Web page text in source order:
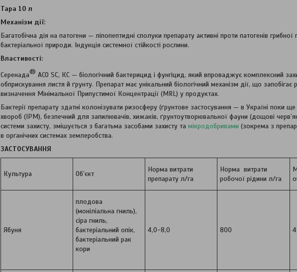
Тара 10 л
Механізм дії:
Багатобічна дія на патогени — ліпопептидні сполуки препарату активні проти патогенів
бактеріальної природи. Індукція системної стійкості рослини.
Властивості:
Серенада® ACO SC, КС — біологічний бактерицид і фунгіцид, який впроваджує комплексний
обприскування листя й ґрунту. Препарат має унікальний біологічний механізм дії, що запобігає
визначення Мінімальної Припустимої Концентрації (MRL) у продуктах.
Бактерії препарату здатні колонізувати ризосферу (ґрунтове застосування — в Україні поки
хвороб (IPM), безпечний для запилювачів, хижаків, ґрунтоутворювальної фауни (дощові
системи захисту, змішується з багатьма засобами захисту та мікродобривами (зокрема з
в органічних системах землеробства.
ЗАСТОСУВАННЯ
Культура Об’єкт
Норма витрати
препарату л/га
Норма витрати
робочої рідини л/га
Ябуня
плодова
(моніліальна гниль),
сіра гниль,
бактеріальний опік,
бактеріальний рак
кори
4,0-8,0 800 4